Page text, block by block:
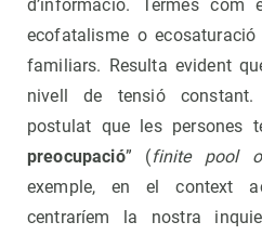
d’informació. Termes com
ecofatalisme o
familiars. Resulta evident
nivell de tensió
postulat que les persones
preocupació” (finite pool
exemple, en el context
centraríem la nostra